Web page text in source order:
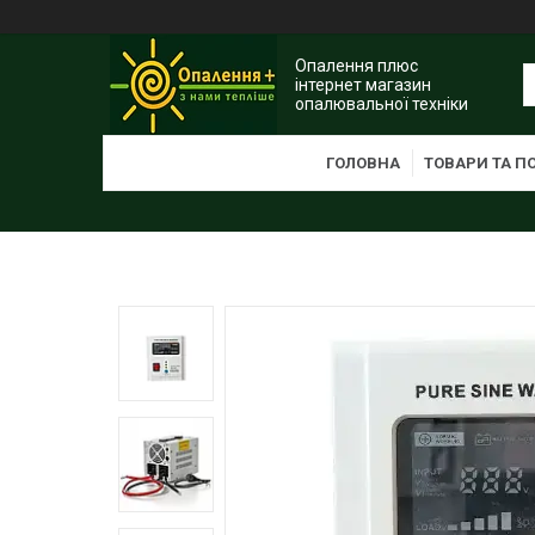
Опалення плюс
інтернет магазин
опалювальної техніки
ГОЛОВНА ТОВАРИ ТА